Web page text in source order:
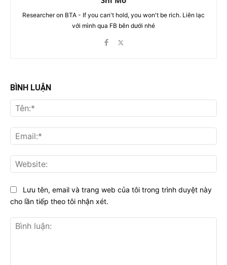
Researcher on BTA - If you can't hold, you won't be rich. Liên lạc
với mình qua FB bên dưới nhé
BÌNH LUẬN
Lưu tên, email và trang web của tôi trong trình duyệt này
cho lần tiếp theo tôi nhận xét.